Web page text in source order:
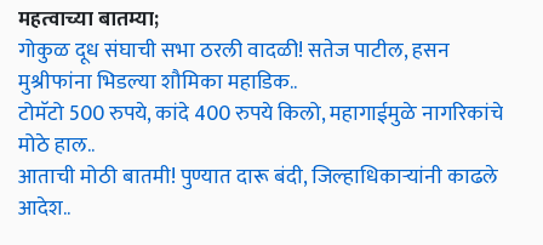
महत्वाच्या बातम्या;
गोकुळ दूध संघाची सभा ठरली वादळी! सतेज पाटील, हसन
मुश्रीफांना भिडल्या शौमिका महाडिक..
टोमॅटो 500 रुपये, कांदे 400 रुपये किलो, महागाईमुळे नागरिकांचे
मोठे हाल..
आताची मोठी बातमी! पुण्यात दारू बंदी, जिल्हाधिकाऱ्यांनी काढले
आदेश..